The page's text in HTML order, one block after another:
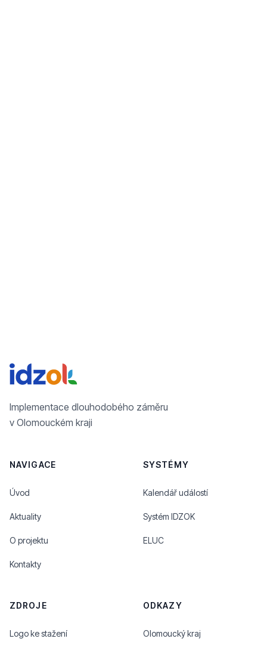
Implementace dlouhodobého záměru
v Olomouckém kraji
NAVIGACE
Úvod
Aktuality
O projektu
Kontakty
SYSTÉMY
Kalendář událostí
Systém IDZOK
ELUC
ZDROJE
Logo ke stažení
ODKAZY
Olomoucký kraj